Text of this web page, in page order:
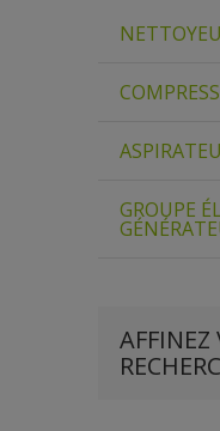
GROUPE
AFFINEZ